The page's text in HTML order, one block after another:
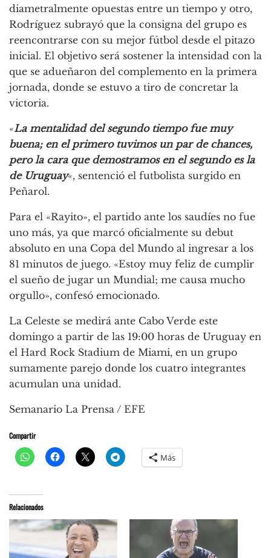
diametralmente opuestas entre un tiempo y otro,
Rodríguez subrayó que la consigna del grupo es
reencontrarse con su mejor fútbol desde el pitazo
inicial. El objetivo será sostener la intensidad con la
que se adueñaron del complemento en la primera
jornada, donde se estuvo a tiro de concretar la
victoria.
«La mentalidad del segundo tiempo fue muy
buena; en el primero tuvimos un par de chances,
pero la cara que demostramos en el segundo es la
de Uruguay«, sentenció el futbolista surgido en
Peñarol.
Para el «Rayito», el partido ante los saudíes no fue
uno más, ya que marcó oficialmente su debut
absoluto en una Copa del Mundo al ingresar a los
81 minutos de juego. «Estoy muy feliz de cumplir
el sueño de jugar un Mundial; me causa mucho
orgullo», confesó emocionado.
La Celeste se medirá ante Cabo Verde este
domingo a partir de las 19:00 horas de Uruguay en
el Hard Rock Stadium de Miami, en un grupo
sumamente parejo donde los cuatro integrantes
acumulan una unidad.
Semanario La Prensa / EFE
Compartir
Más
Relacionados